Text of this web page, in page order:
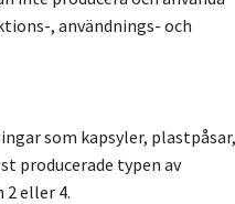
, användnings- och
som kapsyler, plastpåsar,
producerade typen av
eller 4.